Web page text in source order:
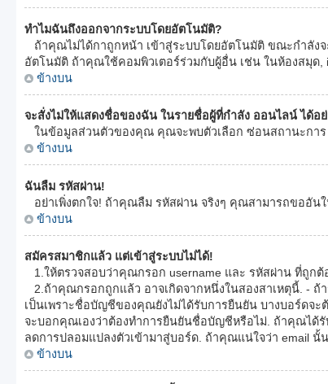
ทำไมฉันถึงออกจากระบบโดยอัตโนมัติ?
ถ้าคุณไม่ได้กาถูกหน้า เข้าสู่ระบบโดยอัตโนมัติ ขณะกำลัง
อัตโนมัติ ถ้าคุณใช้คอมพิวเตอร์ร่วมกับผู้อื่น เช่น ในห้องสมุด,
ข้างบน
จะสั่งไม่ให้แสดงชื่อของฉัน ในรายชื่อผู้ที่กำลัง ออนไลน์ ได้อย่
ในข้อมูลส่วนตัวของคุณ คุณจะพบตัวเลือก ซ่อนสถานะกา
ข้างบน
ฉันลืม รหัสผ่าน!
อย่าเพิ่งตกใจ! ถ้าคุณลืม รหัสผ่าน จริงๆ คุณสามารถขออัน
ข้างบน
สมัครสมาชิกแล้ว แต่เข้าสู่ระบบไม่ได้!
1.ให้ตรวจสอบว่าคุณกรอก username และ รหัสผ่าน ที่ถูกต้อ
2.ถ้าคุณกรอกถูกแล้ว อาจเกิดจากหนึ่งในสองสาเหตุนี้. -
เป็นเพราะชื่อบัญชีของคุณยังไม่ได้รับการยืนยัน บางบอร์ดจ
จะบอกคุณเองว่าต้องทำการยืนยันชื่อบัญชีหรือไม่. ถ้าคุณได้
ลดการปลอมแปลงตัวเข้ามาสู่บอร์ด. ถ้าคุณแน่ใจว่า email นั้
ข้างบน